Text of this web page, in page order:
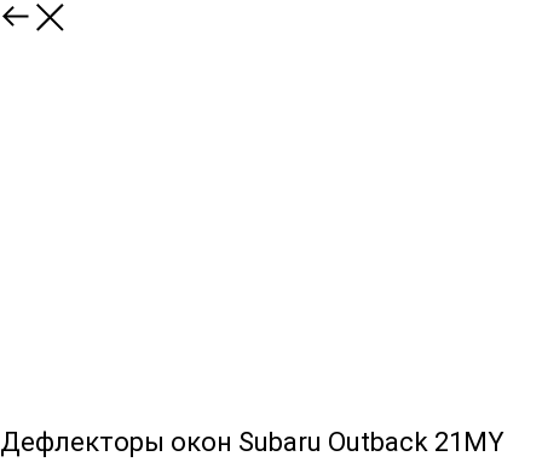
Дефлекторы окон Subaru Outback 21MY